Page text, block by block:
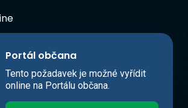
Portál občana
Tento požadavek je možné vyřídit
online na Portálu občana.